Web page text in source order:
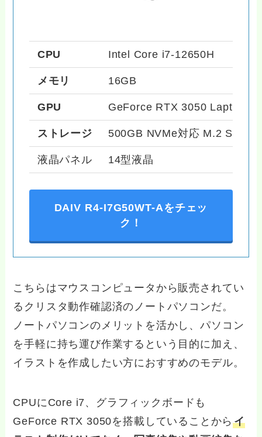
CPU Intel Core i7-12650H
メモリ 16GB
GPU GeForce RTX 3050 Laptop
ストレージ 500GB NVMe対応 M.2 SSD
液晶パネル 14型液晶
DAIV R4-I7G50WT-Aをチェッ
ク！
こちらはマウスコンピュータから販売されてい
るクリスタ動作確認済のノートパソコンだ。
ノートパソコンのメリットを活かし、パソコン
を手軽に持ち運び作業するという目的に加え、
イラストを作成したい方におすすめのモデル。
CPUにCore i7、グラフィックボードも
GeForce RTX 3050を搭載していることからイ